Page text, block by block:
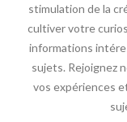
stimulation de la
cultiver votre
informations
sujets. Rejoignez
vos expériences